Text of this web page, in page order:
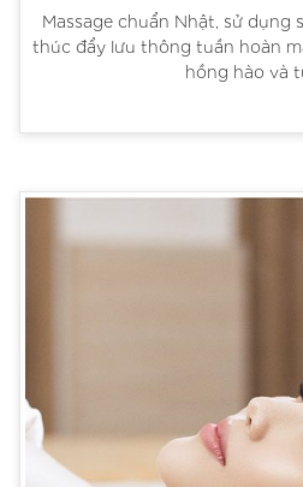
Massage chuẩn Nhật, sử dụng
thúc đẩy lưu thông tuần hoàn
hồng hào và